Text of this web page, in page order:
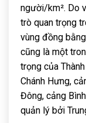
người/km². Do
trò quan trọng
vùng đồng
cũng là một
trọng của
Chánh Hưng,
Đông, cảng
quản lý bởi